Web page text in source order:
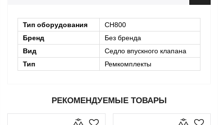
Тип оборудования
CH800
Бренд
Без бренда
Вид
Седло впускного клапана
Тип
Ремкомплекты
РЕКОМЕНДУЕМЫЕ ТОВАРЫ